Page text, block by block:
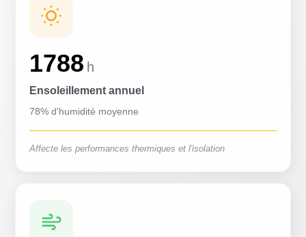
1788 h
Ensoleillement annuel
78% d'humidité moyenne
Affecte les performances thermiques et l'isolation